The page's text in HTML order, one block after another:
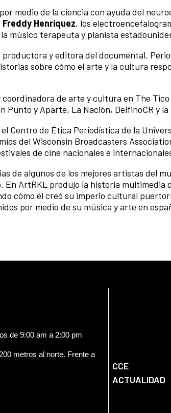
medio de la ciencia con ayuda del
Freddy Henríquez, los
músico terapeuta y pianista
y editora del documental.
sobre cómo el arte y la cultura
de arte y cultura en The Tico
y Aparte, La Nación, DelfinoCR y la
Centro de Ética Periodística de la
del Wisconsin Broadcasters
de cine nacionales e
de algunos de los mejores artistas del
ArtRKL produjo la historia multimedia
cómo él creó su imperio cultural
por medio de su música y arte en
de 9:00 am a 2:00 pm
metros al norte. Frente a
CCE
ACTUALIDAD